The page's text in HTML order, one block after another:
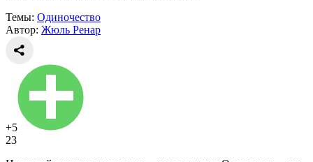
Темы: Одиночество
Автор: Жюль Ренар
+5
23